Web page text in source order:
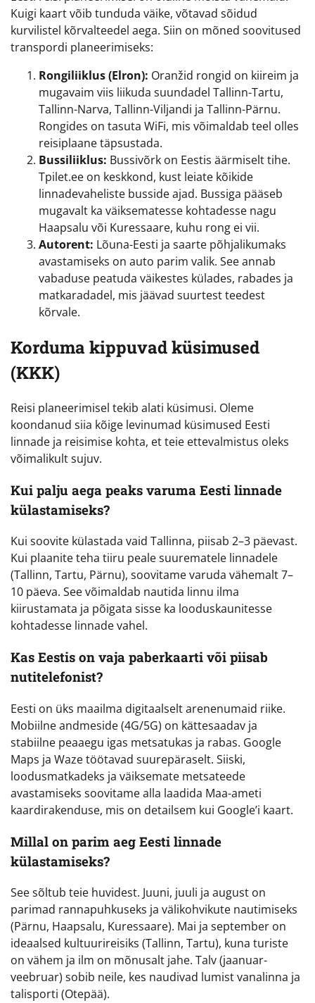
Kuigi kaart võib tunduda väike, võtavad sõidud
kurvilistel kõrvalteedel aega. Siin on mõned soovitused
transpordi planeerimiseks:
Rongiliiklus (Elron): Oranžid rongid on kiireim ja
mugavaim viis liikuda suundadel Tallinn-Tartu,
Tallinn-Narva, Tallinn-Viljandi ja Tallinn-Pärnu.
Rongides on tasuta WiFi, mis võimaldab teel olles
reisiplaane täpsustada.
Bussiliiklus: Bussivõrk on Eestis äärmiselt tihe.
Tpilet.ee on keskkond, kust leiate kõikide
linnadevaheliste busside ajad. Bussiga pääseb
mugavalt ka väiksematesse kohtadesse nagu
Haapsalu või Kuressaare, kuhu rong ei vii.
Autorent: Lõuna-Eesti ja saarte põhjalikumaks
avastamiseks on auto parim valik. See annab
vabaduse peatuda väikestes külades, rabades ja
matkaradadel, mis jäävad suurtest teedest
kõrvale.
Korduma kippuvad küsimused
(KKK)
Reisi planeerimisel tekib alati küsimusi. Oleme
koondanud siia kõige levinumad küsimused Eesti
linnade ja reisimise kohta, et teie ettevalmistus oleks
võimalikult sujuv.
Kui palju aega peaks varuma Eesti linnade
külastamiseks?
Kui soovite külastada vaid Tallinna, piisab 2–3 päevast.
Kui plaanite teha tiiru peale suurematele linnadele
(Tallinn, Tartu, Pärnu), soovitame varuda vähemalt 7–
10 päeva. See võimaldab nautida linnu ilma
kiirustamata ja põigata sisse ka looduskaunitesse
kohtadesse linnade vahel.
Kas Eestis on vaja paberkaarti või piisab
nutitelefonist?
Eesti on üks maailma digitaalselt arenenumaid riike.
Mobiilne andmeside (4G/5G) on kättesaadav ja
stabiilne peaaegu igas metsatukas ja rabas. Google
Maps ja Waze töötavad suurepäraselt. Siiski,
loodusmatkadeks ja väiksemate metsateede
avastamiseks soovitame alla laadida Maa-ameti
kaardirakenduse, mis on detailsem kui Google’i kaart.
Millal on parim aeg Eesti linnade
külastamiseks?
See sõltub teie huvidest. Juuni, juuli ja august on
parimad rannapuhkuseks ja välikohvikute nautimiseks
(Pärnu, Haapsalu, Kuressaare). Mai ja september on
ideaalsed kultuurireisiks (Tallinn, Tartu), kuna turiste
on vähem ja ilm on mõnusalt jahe. Talv (jaanuar-
veebruar) sobib neile, kes naudivad lumist vanalinna ja
talisporti (Otepää).